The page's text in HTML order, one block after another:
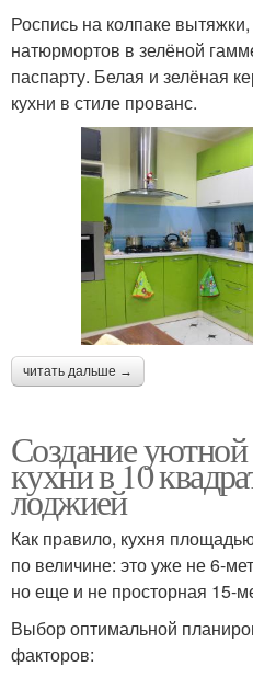
Роспись на колпаке
натюрмортов в зелёной
паспарту. Белая и зелёная
кухни в стиле прованс.
читать дальше →
Создание уютной
кухни в 10
лоджией
Как правило, кухня
по величине: это уже не 6-
но еще и не просторная 15-
Выбор оптимальной
факторов: